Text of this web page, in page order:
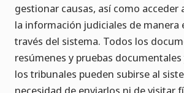
gestionar causas, así como acceder
la información judiciales de manera
través del sistema. Todos los
resúmenes y pruebas
los tribunales pueden subirse al
necesidad de enviarlos ni de visitar